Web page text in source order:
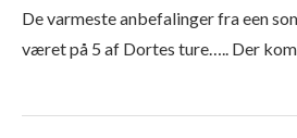
De varmeste anbefalinger fra een
været på 5 af Dortes ture….. Der